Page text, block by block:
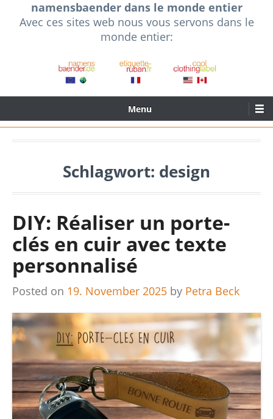
namensbaender dans le monde entier
Avec ces sites web nous vous servons dans le
monde entier:
Menu
Menu
Schlagwort: design
DIY: Réaliser un porte-
clés en cuir avec texte
personnalisé
Posted on 19. November 2025 by Petra Beck